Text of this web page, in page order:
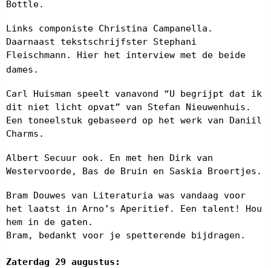
Bottle.
Links componiste Christina Campanella.
Daarnaast tekstschrijfster Stephani
Fleischmann. Hier het interview met de beide
dames.
Carl Huisman speelt vanavond “U begrijpt dat ik
dit niet licht opvat” van Stefan Nieuwenhuis.
Een toneelstuk gebaseerd op het werk van Daniil
Charms.
Albert Secuur ook. En met hen Dirk van
Westervoorde, Bas de Bruin en Saskia Broertjes.
Bram Douwes van Literaturia was vandaag voor
het laatst in Arno’s Aperitief. Een talent! Hou
hem in de gaten.
Bram, bedankt voor je spetterende bijdragen.
Zaterdag 29 augustus: